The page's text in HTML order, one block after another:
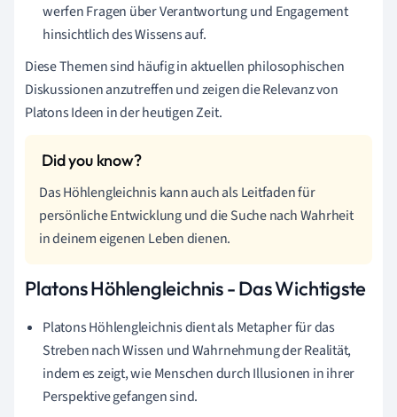
werfen Fragen über Verantwortung und Engagement
hinsichtlich des Wissens auf.
Diese Themen sind häufig in aktuellen philosophischen
Diskussionen anzutreffen und zeigen die Relevanz von
Platons Ideen in der heutigen Zeit.
Das Höhlengleichnis kann auch als Leitfaden für
persönliche Entwicklung und die Suche nach Wahrheit
in deinem eigenen Leben dienen.
Platons Höhlengleichnis - Das Wichtigste
Platons Höhlengleichnis dient als Metapher für das
Streben nach Wissen und Wahrnehmung der Realität,
indem es zeigt, wie Menschen durch Illusionen in ihrer
Perspektive gefangen sind.